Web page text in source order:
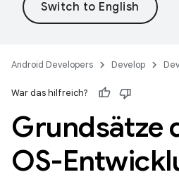
Android Developers Develop
War das hilfreich?
Grundsätze
OS-